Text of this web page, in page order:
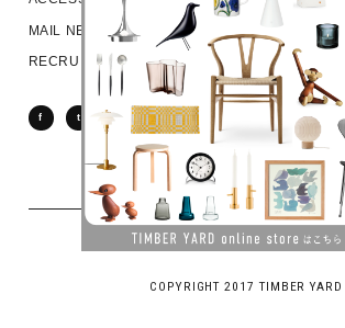
MAIL NEWS - メールニュース
RECRUIT - 求人
f t
COPYRIGHT 2017 TIMBER YARD